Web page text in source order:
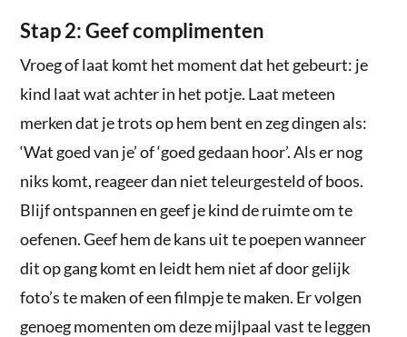
Stap 2: Geef complimenten
Vroeg of laat komt het moment dat het gebeurt: je
kind laat wat achter in het potje. Laat meteen
merken dat je trots op hem bent en zeg dingen als:
‘Wat goed van je’ of ‘goed gedaan hoor’. Als er nog
niks komt, reageer dan niet teleurgesteld of boos.
Blijf ontspannen en geef je kind de ruimte om te
oefenen. Geef hem de kans uit te poepen wanneer
dit op gang komt en leidt hem niet af door gelijk
foto’s te maken of een filmpje te maken. Er volgen
genoeg momenten om deze mijlpaal vast te leggen